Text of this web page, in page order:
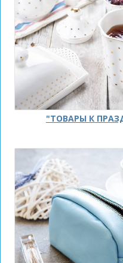
"ТОВАРЫ К